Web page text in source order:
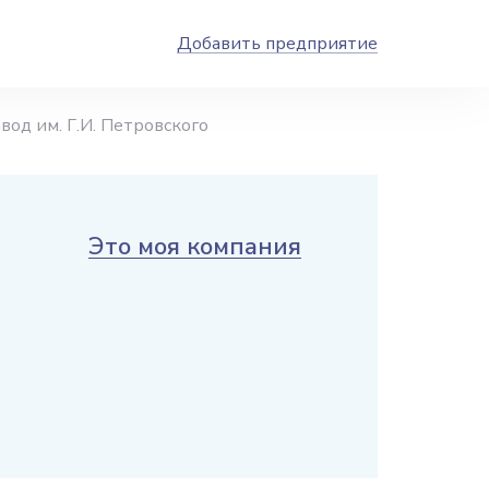
Добавить предприятие
им. Г.И. Петровского
Это моя компания